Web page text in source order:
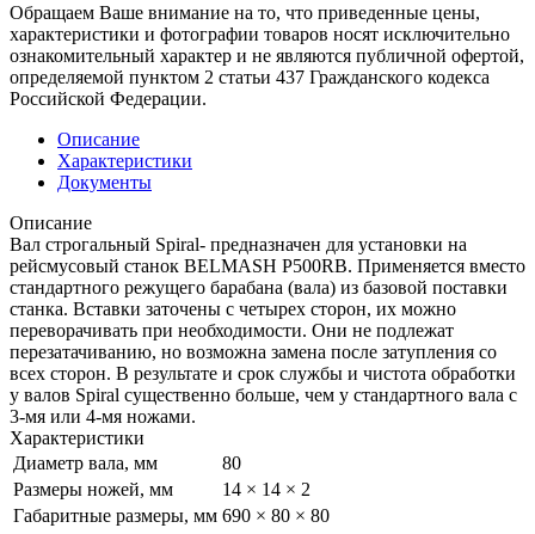
Обращаем Ваше внимание на то, что приведенные цены,
характеристики и фотографии товаров носят исключительно
ознакомительный характер и не являются публичной офертой,
определяемой пунктом 2 статьи 437 Гражданского кодекса
Российской Федерации.
Описание
Характеристики
Документы
Описание
Вал строгальный Spiral- предназначен для установки на
рейсмусовый станок BELMASH P500RB. Применяется вместо
стандартного режущего барабана (вала) из базовой поставки
станка. Вставки заточены с четырех сторон, их можно
переворачивать при необходимости. Они не подлежат
перезатачиванию, но возможна замена после затупления со
всех сторон. В результате и срок службы и чистота обработки
у валов Spiral существенно больше, чем у стандартного вала с
3-мя или 4-мя ножами.
Характеристики
Диаметр вала, мм
80
Размеры ножей, мм
14 × 14 × 2
Габаритные размеры, мм 690 × 80 × 80